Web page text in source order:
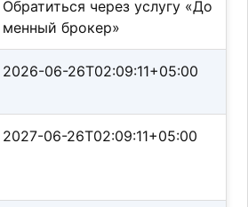
Обратиться через услугу «До
менный брокер»
2026-06-26T02:09:11+05:00
2027-06-26T02:09:11+05:00